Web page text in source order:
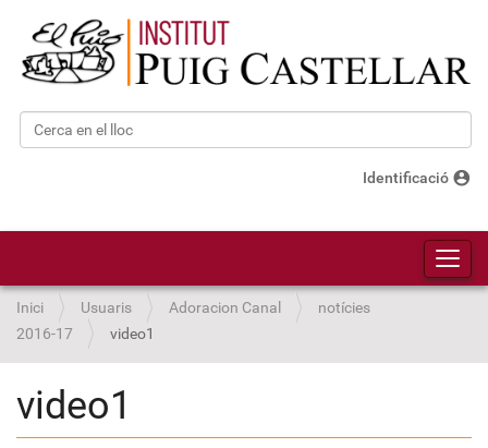
Cerca
Identificació account_circle
Inici Usuaris Adoracion Canal
notícies
2016-17
video1
video1